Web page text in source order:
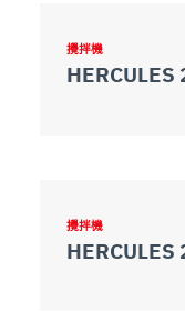
攪拌機
攪拌機